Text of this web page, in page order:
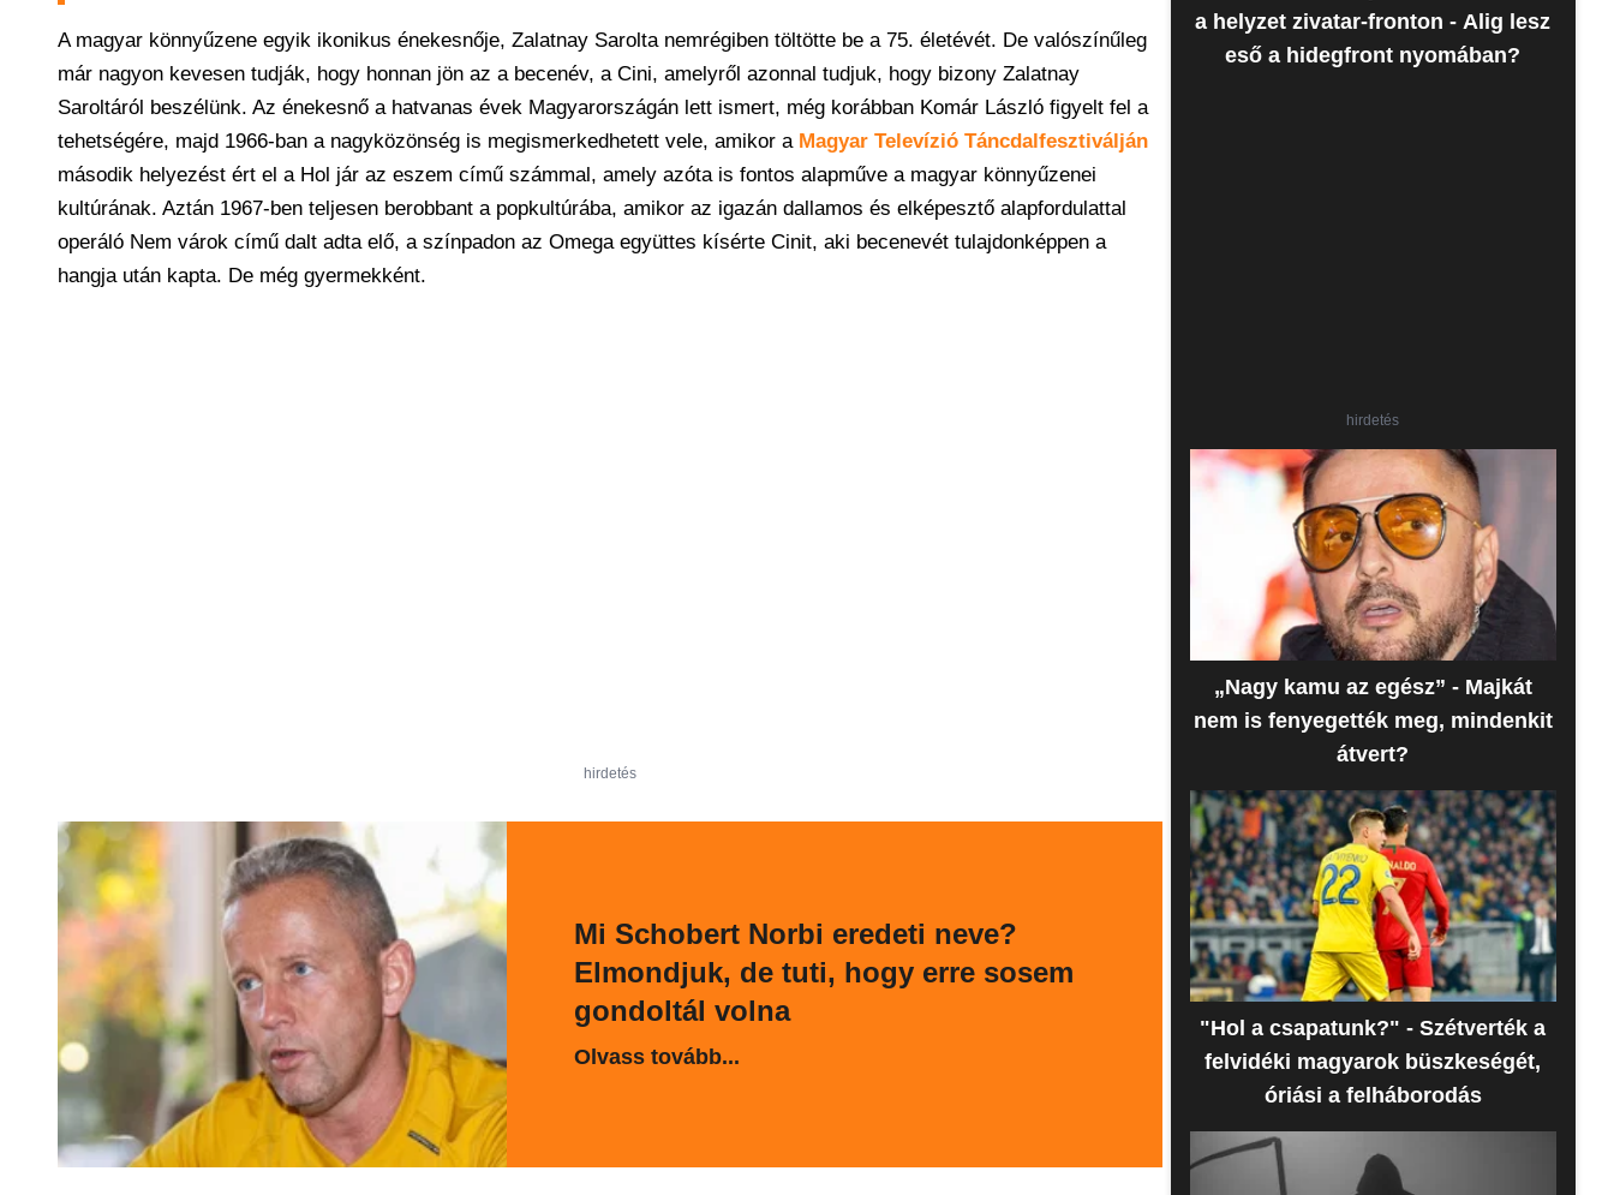
A magyar könnyűzene egyik ikonikus énekesnője, Zalatnay Sarolta nemrégiben töltötte be a 75. életévét. De valószínűleg
már nagyon kevesen tudják, hogy honnan jön az a becenév, a Cini, amelyről azonnal tudjuk, hogy bizony Zalatnay
Saroltáról beszélünk. Az énekesnő a hatvanas évek Magyarországán lett ismert, még korábban Komár László figyelt fel a
tehetségére, majd 1966-ban a nagyközönség is megismerkedhetett vele, amikor a Magyar Televízió Táncdalfesztiválján
második helyezést ért el a Hol jár az eszem című számmal, amely azóta is fontos alapműve a magyar könnyűzenei
kultúrának. Aztán 1967-ben teljesen berobbant a popkultúrába, amikor az igazán dallamos és elképesztő alapfordulattal
operáló Nem várok című dalt adta elő, a színpadon az Omega együttes kísérte Cinit, aki becenevét tulajdonképpen a
hangja után kapta. De még gyermekként.
hirdetés
Mi Schobert Norbi eredeti neve?
Elmondjuk, de tuti, hogy erre sosem
gondoltál volna
Olvass tovább...
a helyzet zivatar-fronton - Alig lesz
eső a hidegfront nyomában?
hirdetés
„Nagy kamu az egész” - Majkát
nem is fenyegették meg, mindenkit
átvert?
"Hol a csapatunk?" - Szétverték a
felvidéki magyarok büszkeségét,
óriási a felháborodás